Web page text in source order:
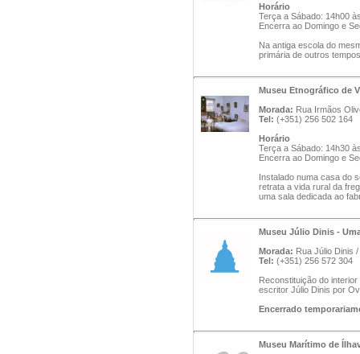
Horário
Terça a Sábado: 14h00
Encerra ao Domingo e
Na antiga escola do
primária de outros
Museu Etnográfico de
Morada: Rua Irmãos
Tel: (+351) 256 502 164
Horário
Terça a Sábado: 14h30
Encerra ao Domingo e
Instalado numa casa do
retrata a vida rural da
uma sala dedicada ao
Museu Júlio Dinis -
Morada: Rua Júlio Dinis
Tel: (+351) 256 572 304
Reconstituição do
escritor Júlio Dinis por
Encerrado
Museu Marítimo de